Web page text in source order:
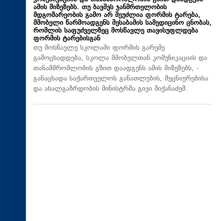
ამის მიზეზებს. თუ ბავშვს ჯანმრთელობის
მდგომარეობის გამო არ შეუძლია ფორმის ტარება,
მშობელი წარმოადგენს შესაბამის სამედიცინო ცნობას,
რომლის საფუძველზეც მოსწავლე თავისუფლდება
ფორმის ტარებისგან
თუ მოსწავლე სკოლაში ფორმის გარეშე
გამოცხადდება, სკოლა მშობელთან კომუნიკაციის და
თანამშრომლობის გზით დაადგენს ამის მიზეზებს, -
განაცხადა საქართველოს განათლების, მეცნიერებისა
და ახალგაზრდობის მინისტრმა გივი მიქანაძემ.